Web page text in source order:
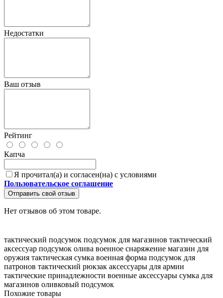
Недостатки
Ваш отзыв
Рейтинг
Капча
Я прочитал(а) и согласен(на) с условиями
Пользовательское соглашение
Отправить свой отзыв
Нет отзывов об этом товаре.
тактический подсумок подсумок для магазинов тактический
аксессуар подсумок олива военное снаряжение магазин для
оружия тактическая сумка военная форма подсумок для
патронов тактический рюкзак аксессуары для армии
тактические принадлежности военные аксессуары сумка для
магазинов оливковый подсумок
Похожие товары